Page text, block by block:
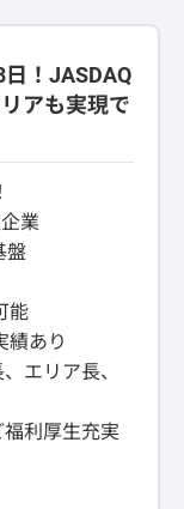
！JASDAQ
アも実現で
業
盤
能
績あり
エリア長、
利厚生充実